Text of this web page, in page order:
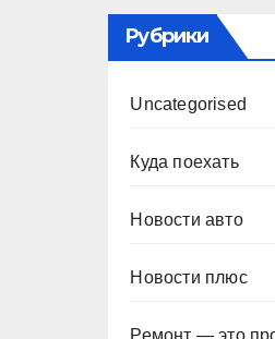
Рубрики
Uncategorised
Куда поехать
Новости авто
Новости плюс
Ремонт — это